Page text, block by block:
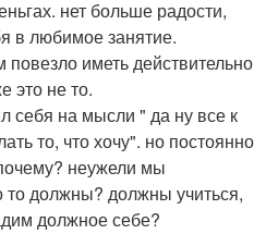
нет больше радости,
в любимое занятие.
иметь действительно
это не то.
себя на мысли " да ну все к
то, что хочу". но постоянно
неужели мы
то должны? должны учиться,
должное себе?